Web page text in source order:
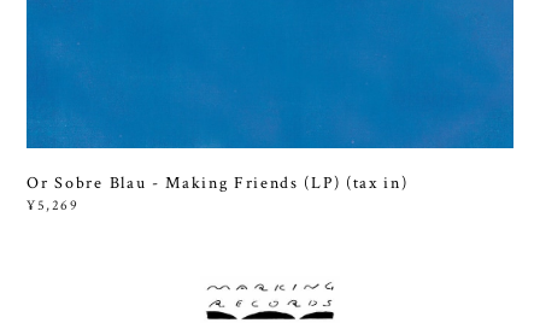
Or Sobre Blau - Making Friends (LP) (tax in)
¥5,269